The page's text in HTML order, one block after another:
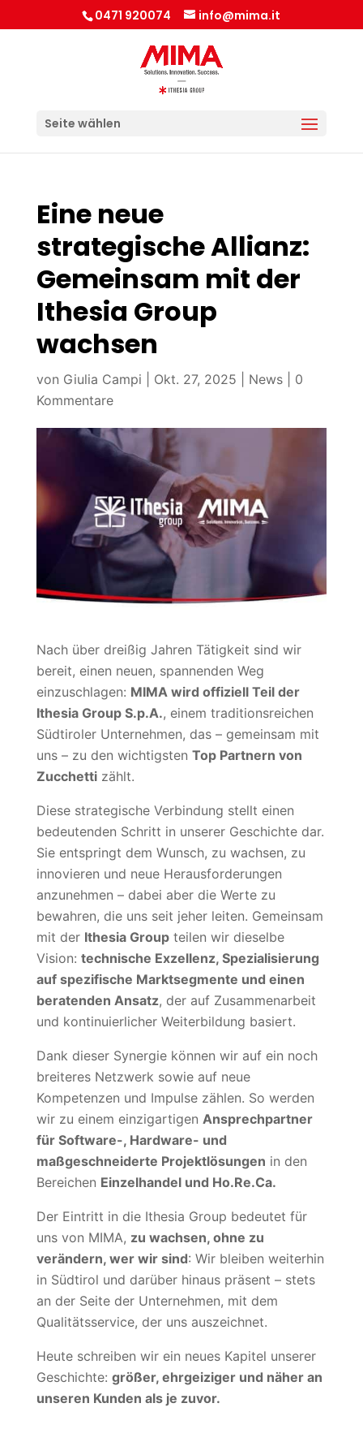
0471 920074 info@mima.it
Seite wählen
Eine neue
strategische Allianz:
Gemeinsam mit der
Ithesia Group
wachsen
von Giulia Campi Okt. 27, 2025 News| 0
Kommentare
Nach über dreißig Jahren Tätigkeit sind wir
bereit, einen neuen, spannenden Weg
einzuschlagen: MIMA wird offiziell Teil der
Ithesia Group S.p.A., einem traditionsreichen
Südtiroler Unternehmen, das – gemeinsam mit
uns – zu den wichtigsten Top Partnern von
Zucchettizählt.
Diese strategische Verbindung stellt einen
bedeutenden Schritt in unserer Geschichte dar.
Sie entspringt dem Wunsch, zu wachsen, zu
innovieren und neue Herausforderungen
anzunehmen – dabei aber die Werte zu
bewahren, die uns seit jeher leiten. Gemeinsam
mit der Ithesia Groupteilen wir dieselbe
Vision: technische Exzellenz, Spezialisierung
auf spezifische Marktsegmente und einen
beratenden Ansatz, der auf Zusammenarbeit
und kontinuierlicher Weiterbildung basiert.
Dank dieser Synergie können wir auf ein noch
breiteres Netzwerk sowie auf neue
Kompetenzen und Impulse zählen. So werden
wir zu einem einzigartigen Ansprechpartner
für Software-, Hardware- und
maßgeschneiderte Projektlösungen in den
Bereichen Einzelhandel und Ho.Re.Ca.
Der Eintritt in die Ithesia Group bedeutet für
uns von MIMA, zu wachsen, ohne zu
verändern, wer wir sind: Wir bleiben weiterhin
in Südtirol und darüber hinaus präsent – stets
an der Seite der Unternehmen, mit dem
Qualitätsservice, der uns auszeichnet.
Heute schreiben wir ein neues Kapitel unserer
Geschichte: größer, ehrgeiziger und näher an
unseren Kunden als je zuvor.